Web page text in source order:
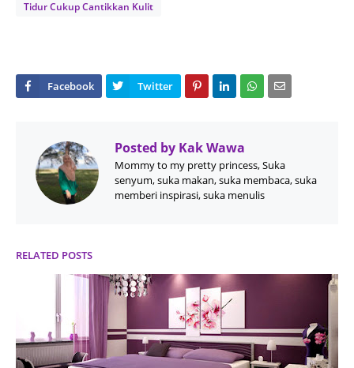
Tidur Cukup Cantikkan Kulit
Posted by Kak Wawa
Mommy to my pretty princess, Suka
senyum, suka makan, suka membaca, suka
memberi inspirasi, suka menulis
RELATED POSTS